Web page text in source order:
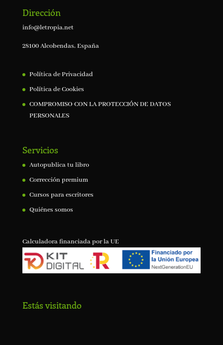
Dirección
info@letropia.net
28100 Alcobendas, España
Política de Privacidad
Política de Cookies
COMPROMISO CON LA PROTECCIÓN DE DATOS
PERSONALES
Servicios
Autopublica tu libro
Corrección premium
Cursos para escritores
Quiénes somos
Calculadora financiada por la UE
Estás visitando